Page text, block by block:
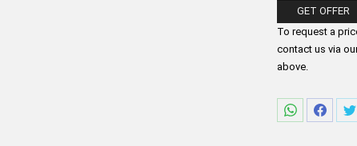
GET OFFER
Please fill in the
To request a
contact us via
above.
Partager